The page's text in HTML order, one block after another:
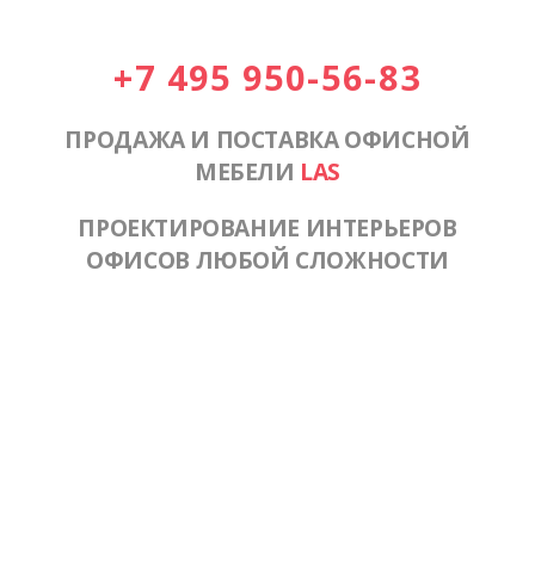
+7 495 950-56-83
ПРОДАЖА И ПОСТАВКА ОФИСНОЙ
МЕБЕЛИ LAS
ПРОЕКТИРОВАНИЕ ИНТЕРЬЕРОВ
ОФИСОВ ЛЮБОЙ СЛОЖНОСТИ